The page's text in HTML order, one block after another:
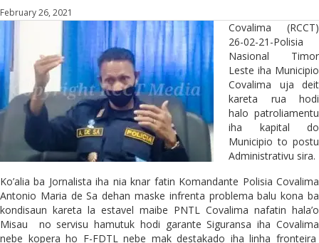
February 26, 2021
Covalima (RCCT)
26-02-21-Polisia
Nasional Timor
Leste iha Municipio
Covalima uja deit
kareta rua hodi
halo patroliamentu
iha kapital do
Municipio to postu
Administrativu sira.
Ko’alia ba Jornalista iha nia knar fatin Komandante Polisia Covalima
Antonio Maria de Sa dehan maske infrenta problema balu kona ba
kondisaun kareta la estavel maibe PNTL Covalima nafatin hala’o
Misau no servisu hamutuk hodi garante Siguransa iha Covalima
nebe kopera ho F-FDTL nebe mak destakado iha linha fronteira